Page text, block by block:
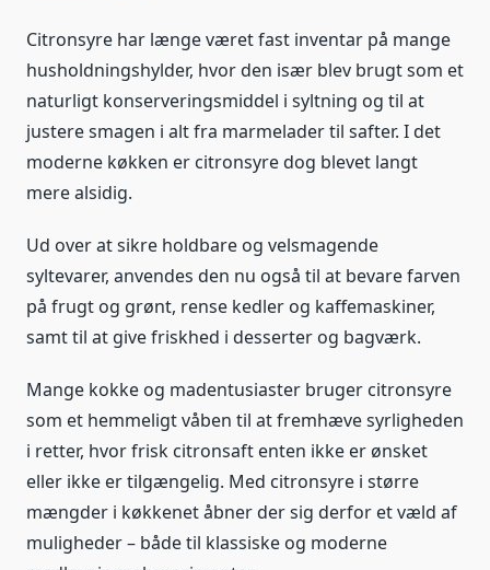
Citronsyre har længe været fast inventar på mange
husholdningshylder, hvor den især blev brugt som et
naturligt konserveringsmiddel i syltning og til at
justere smagen i alt fra marmelader til safter. I det
moderne køkken er citronsyre dog blevet langt
mere alsidig.
Ud over at sikre holdbare og velsmagende
syltevarer, anvendes den nu også til at bevare farven
på frugt og grønt, rense kedler og kaffemaskiner,
samt til at give friskhed i desserter og bagværk.
Mange kokke og madentusiaster bruger citronsyre
som et hemmeligt våben til at fremhæve syrligheden
i retter, hvor frisk citronsaft enten ikke er ønsket
eller ikke er tilgængelig. Med citronsyre i større
mængder i køkkenet åbner der sig derfor et væld af
muligheder – både til klassiske og moderne